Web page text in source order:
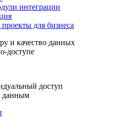
Feed
интеграции
доступе